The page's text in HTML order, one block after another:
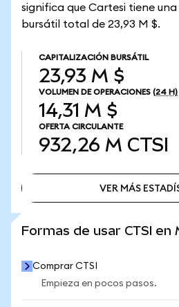
significa que Cartesi tiene
bursátil total de 23,93 M $.
CAPITALIZACIÓN BURSÁTIL
23,93 M $
VOLUMEN DE OPERACIONES (24 H)
14,31 M $
OFERTA CIRCULANTE
932,26 M CTSI
VER MÁS
Formas de usar CTSI en
Comprar CTSI
Empieza en pocos pasos.